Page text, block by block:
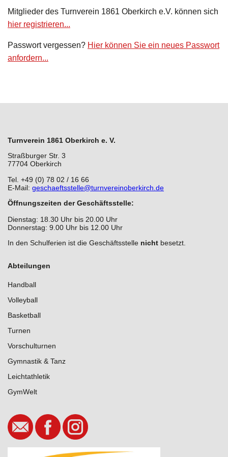
Mitglieder des Turnverein 1861 Oberkirch e.V. können sich
hier registrieren...
Passwort vergessen? Hier können Sie ein neues Passwort
anfordern...
Turnverein 1861 Oberkirch e. V.
Straßburger Str. 3
77704 Oberkirch
Tel. +49 (0) 78 02 / 16 66
E-Mail: geschaeftsstelle@turnvereinoberkirch.de
Öffnungszeiten der Geschäftsstelle:
Dienstag: 18.30 Uhr bis 20.00 Uhr
Donnerstag: 9.00 Uhr bis 12.00 Uhr
In den Schulferien ist die Geschäftsstelle nicht besetzt.
Abteilungen
Handball
Volleyball
Basketball
Turnen
Vorschulturnen
Gymnastik & Tanz
Leichtathletik
GymWelt
Jobangebote
Galerie
Presse
Stretch & Tone
Rückenfit
Seniorenfitness
Zumba